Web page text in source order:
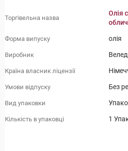
Торгівельна назва
Олія
Форма випуску олія
Виробник
Країна власник ліцензії
Умови відпуску Без
Вид упаковки
Кількість в упаковці 1